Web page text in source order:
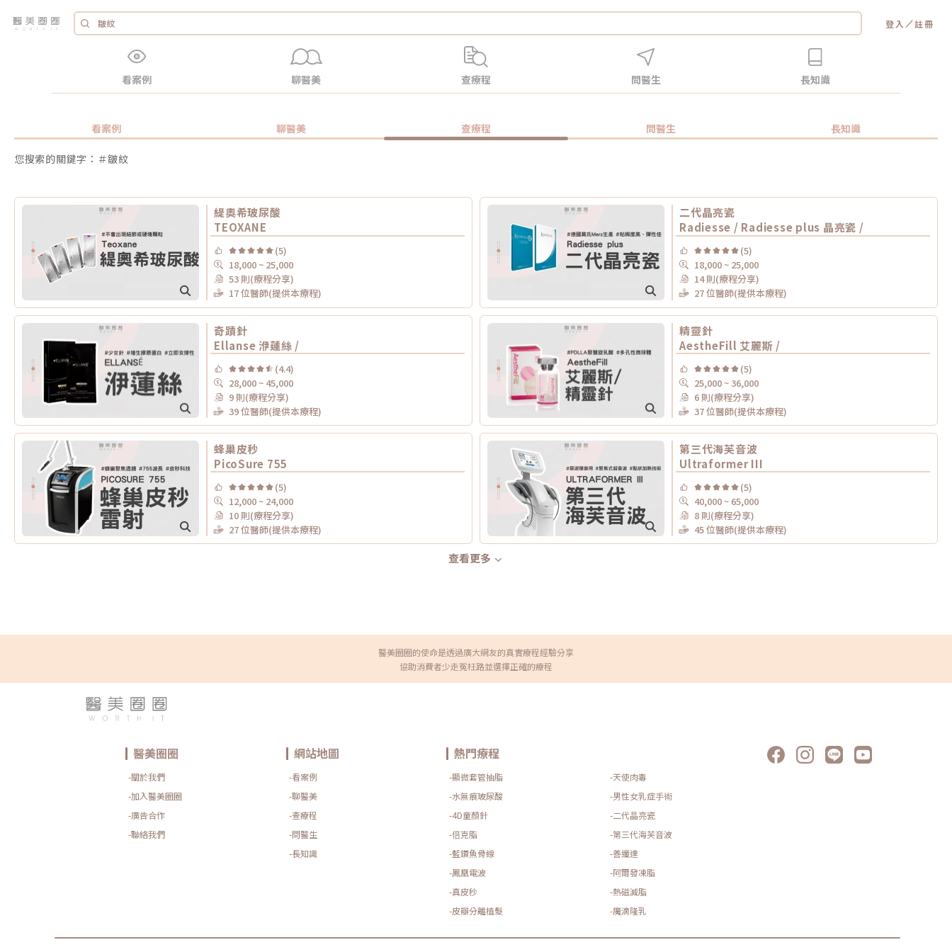
登入 ／註冊
看案例 聊醫美 查療程 問醫生 長知識
看案例 聊醫美 查療程 問醫生 長知識
您搜索的關鍵字：＃皺紋
緹奧希玻尿酸
TEOXANE
(5)
18,000 ~ 25,000
53 則(療程分享)
17 位醫師(提供本療程)
二代晶亮瓷
Radiesse / Radiesse plus 晶亮瓷 /
(5)
18,000 ~ 25,000
14 則(療程分享)
27 位醫師(提供本療程)
奇蹟針
Ellanse 洢蓮絲 /
(4.4)
28,000 ~ 45,000
9 則(療程分享)
39 位醫師(提供本療程)
精靈針
AestheFill 艾麗斯 /
(5)
25,000 ~ 36,000
6 則(療程分享)
37 位醫師(提供本療程)
蜂巢皮秒
PicoSure 755
(5)
12,000 ~ 24,000
10 則(療程分享)
27 位醫師(提供本療程)
第三代海芙音波
Ultraformer III
(5)
40,000 ~ 65,000
8 則(療程分享)
45 位醫師(提供本療程)
查看更多
醫美圈圈的使命是透過廣大網友的真實療程經驗分享
協助消費者少走冤枉路並選擇正確的療程
醫美圈圈
-關於我們
-加入醫美圈圈
-廣告合作
-聯絡我們
網站地圖
-看案例
-聊醫美
-查療程
-問醫生
-長知識
熱門療程
-顯微套管抽脂
-天使肉毒
-水無痕玻尿酸
-男性女乳症手術
-4D童顏針
-二代晶亮瓷
-倍克脂
-第三代海芙音波
-藍鑽魚骨線
-善纖達
-鳳凰電波
-阿爾發凍脂
-真皮秒
-熱磁減脂
-皮瓣分離植髮
-魔滴隆乳